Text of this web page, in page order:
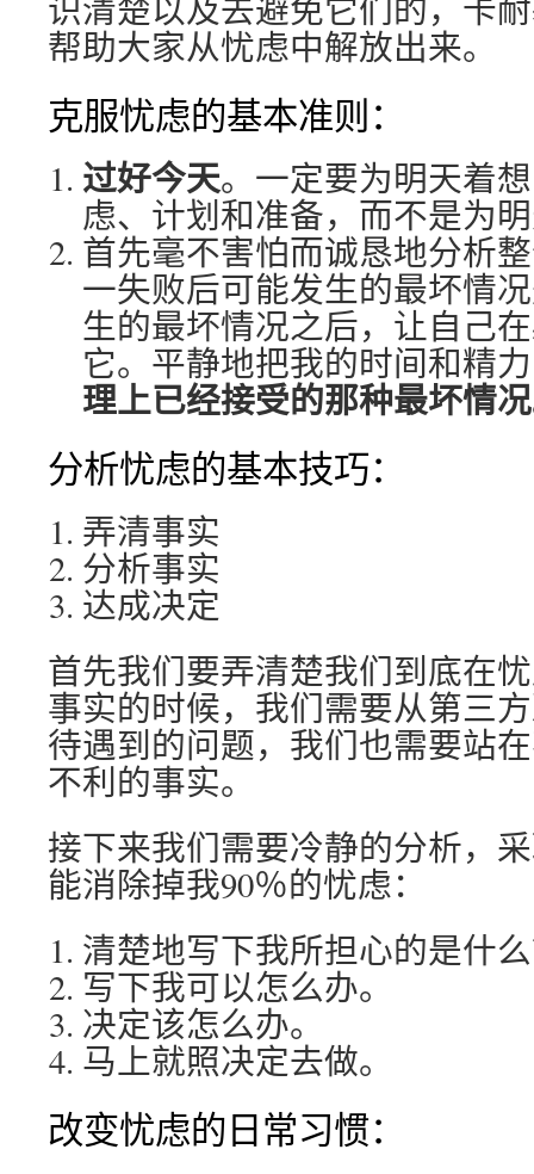
识清楚以及去避免它们的，卡
帮助大家从忧虑中解放出来。
克服忧虑的基本准则：
过好今天。一定要为明天着
虑、计划和准备，而不是为
首先毫不害怕而诚恳地分析
一失败后可能发生的最坏情
生的最坏情况之后，让自己
它。平静地把我的时间和精
理上已经接受的那种最坏情况
分析忧虑的基本技巧：
弄清事实
分析事实
达成决定
首先我们要弄清楚我们到底在
事实的时候，我们需要从第三
待遇到的问题，我们也需要站
不利的事实。
接下来我们需要冷静的分析，
能消除掉我90％的忧虑：
清楚地写下我所担心的是什
写下我可以怎么办。
决定该怎么办。
马上就照决定去做。
改变忧虑的日常习惯：